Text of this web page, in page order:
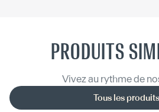
PRODUITS
Vivez au rythme de
Tous les produits